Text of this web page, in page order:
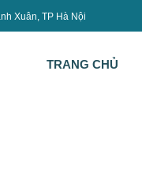
Xuân, TP Hà Nội
TRANG CHỦ